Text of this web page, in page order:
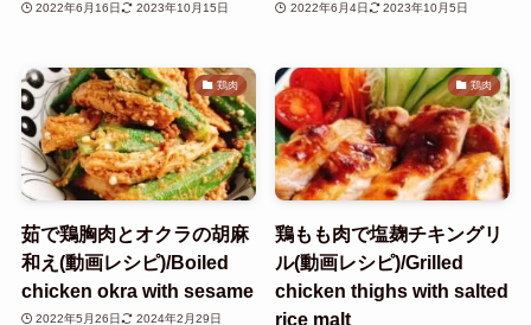
2022年6月16日 2023年10月15日 2022年6月4日 2023年10月5日
鶏肉
茹で鶏胸肉とオクラの胡麻
和え(動画レシピ)/Boiled
chicken okra with sesame
2022年5月26日 2024年2月29日
鶏肉
鶏もも肉で塩麹チキングリ
ル(動画レシピ)/Grilled
chicken thighs with salted
rice malt